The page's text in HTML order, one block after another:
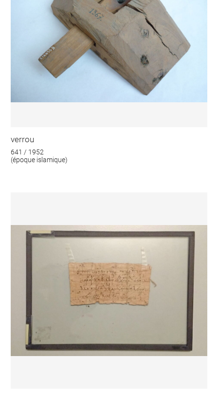
verrou
641 / 1952
(époque islamique)